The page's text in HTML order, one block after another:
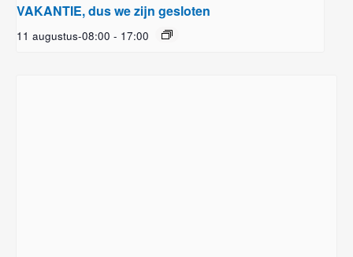
VAKANTIE, dus we zijn gesloten
11 augustus-08:00 - 17:00